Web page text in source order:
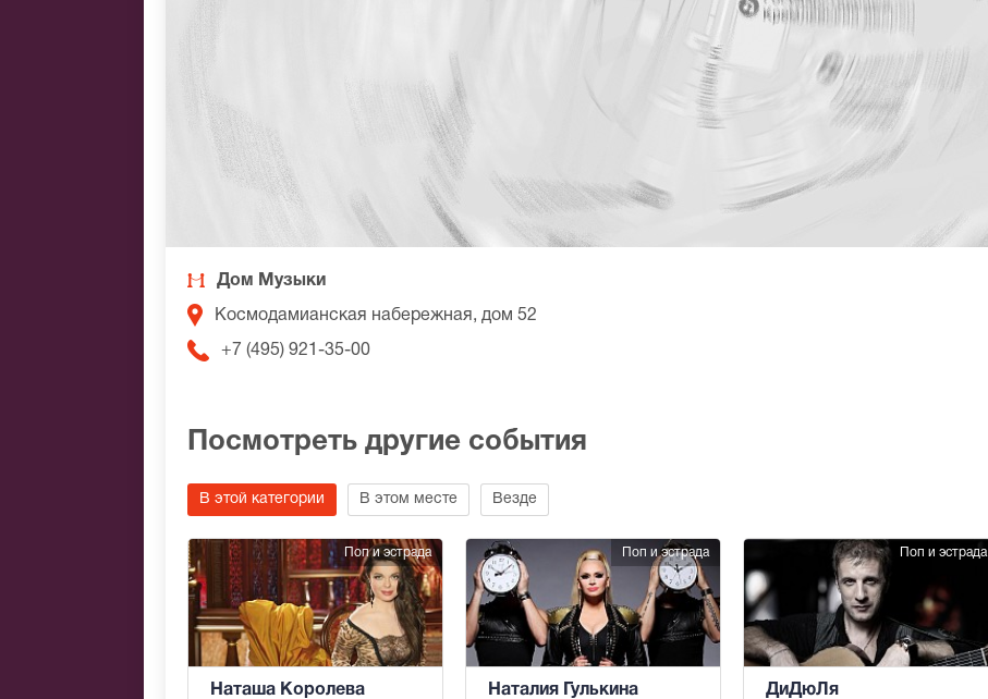
Дом Музыки
Космодамианская набережная, дом 52
+7 (495) 921-35-00
Посмотреть другие события
В этой категории В этом месте Везде
Поп и эстрада
Наташа Королева
Поп и эстрада
Наталия Гулькина
Поп и эстрада
ДиДюЛя